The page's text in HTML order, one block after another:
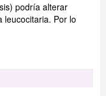
podría alterar
leucocitaria. Por lo